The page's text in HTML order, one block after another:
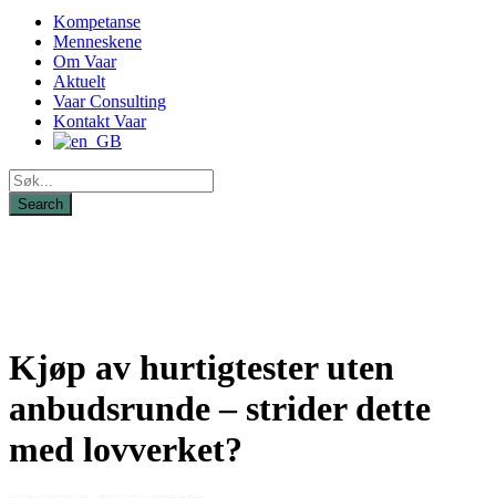
Kompetanse
Menneskene
Om Vaar
Aktuelt
Vaar Consulting
Kontakt Vaar
Kjøp av hurtigtester uten
anbudsrunde – strider dette
med lovverket?